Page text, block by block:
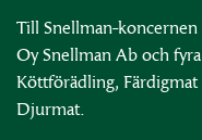
Till Snellman-
Oy Snellman Ab och
Köttförädling, Färdigmat
Djurmat.